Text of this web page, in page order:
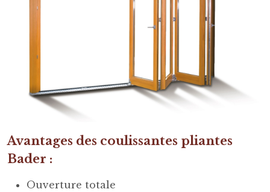
Avantages des coulissantes pliantes
Bader :
Ouverture totale